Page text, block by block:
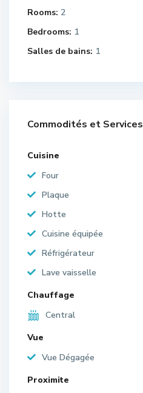
Rooms: 2
Bedrooms: 1
Salles de bains: 1
Commodités et Services
Cuisine
Four
Plaque
Hotte
Cuisine équipée
Réfrigérateur
Lave vaisselle
Chauffage
Central
Vue
Vue Dégagée
Proximite